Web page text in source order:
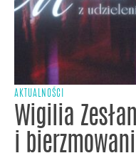
AKTUALNOŚCI
Wigilia
i